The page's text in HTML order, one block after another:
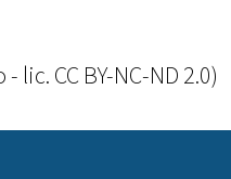
lic. CC BY-NC-ND 2.0)